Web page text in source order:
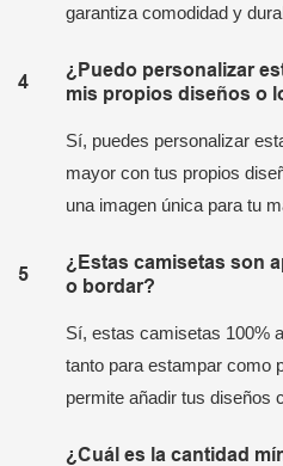
garantiza comodidad y
4
¿Puedo personalizar
mis propios diseños o
Sí, puedes personalizar
mayor con tus propios
una imagen única para tu
5
¿Estas camisetas son
o bordar?
Sí, estas camisetas 100%
tanto para estampar como
permite añadir tus diseños
¿Cuál es la cantidad